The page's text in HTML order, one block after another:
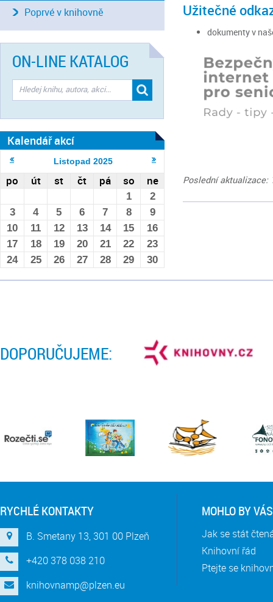
Užitečné
dokumenty v
Poslední aktualizace:
Poprvé v knihovně
ON-LINE KATALOG
Kalendář akcí
Listopad 2025
po út st čt pá so ne
1
2
3
4 5 6 7 8
9
10
11 12 13 14 15
16
17
18 19 20 21 22
23
24
25 26 27 28 29 30
DOPORUČUJEME:
RYCHLÉ KONTAKTY
B. Smetany 13, 301 00 Plzeň
+420 378 038 210
knihovnamp@plzen.eu
MOHLO BY
Jak se stát
Knihovní řád
Ptejte se